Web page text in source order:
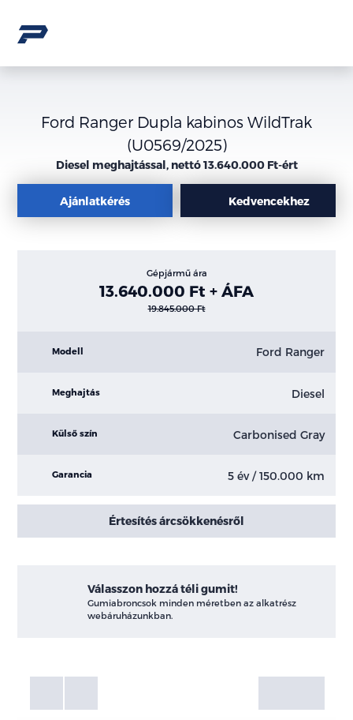
Ford Ranger Dupla kabinos WildTrak
(U0569/2025)
Diesel meghajtással, nettó 13.640.000 Ft-ért
Ajánlatkérés Kedvencekhez
Gépjármű ára
13.640.000 Ft + ÁFA
19.845.000 Ft
Modell Ford Ranger
Meghajtás Diesel
Külső szín Carbonised Gray
Garancia 5 év / 150.000 km
Értesítés árcsökkenésről
Válasszon hozzá téli gumit!
Gumiabroncsok minden méretben az alkatrész
webáruházunkban.
Galéria